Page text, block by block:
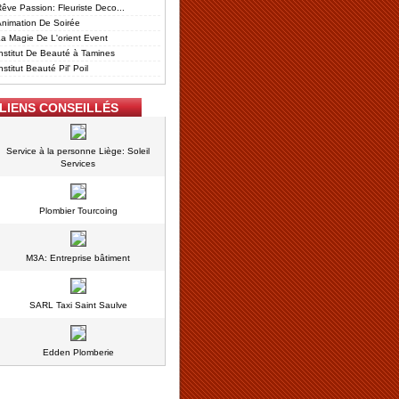
Passion: Fleuriste Deco...
De Soirée
Magie De L'orient Event
De Beauté à Tamines
Beauté Pil' Poil
LIENS CONSEILLÉS
Service à la personne Liège: Soleil
Services
Plombier Tourcoing
M3A: Entreprise bâtiment
SARL Taxi Saint Saulve
Edden Plomberie